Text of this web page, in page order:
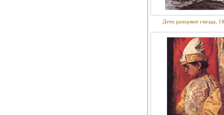
Дети разоряют гнезда,